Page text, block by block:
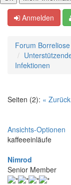
Anmelden
Forum
Infektionen
Seiten (2): « Zurück
Ansichts-Optionen
kaffeeeinläufe
Nimrod
Senior Member